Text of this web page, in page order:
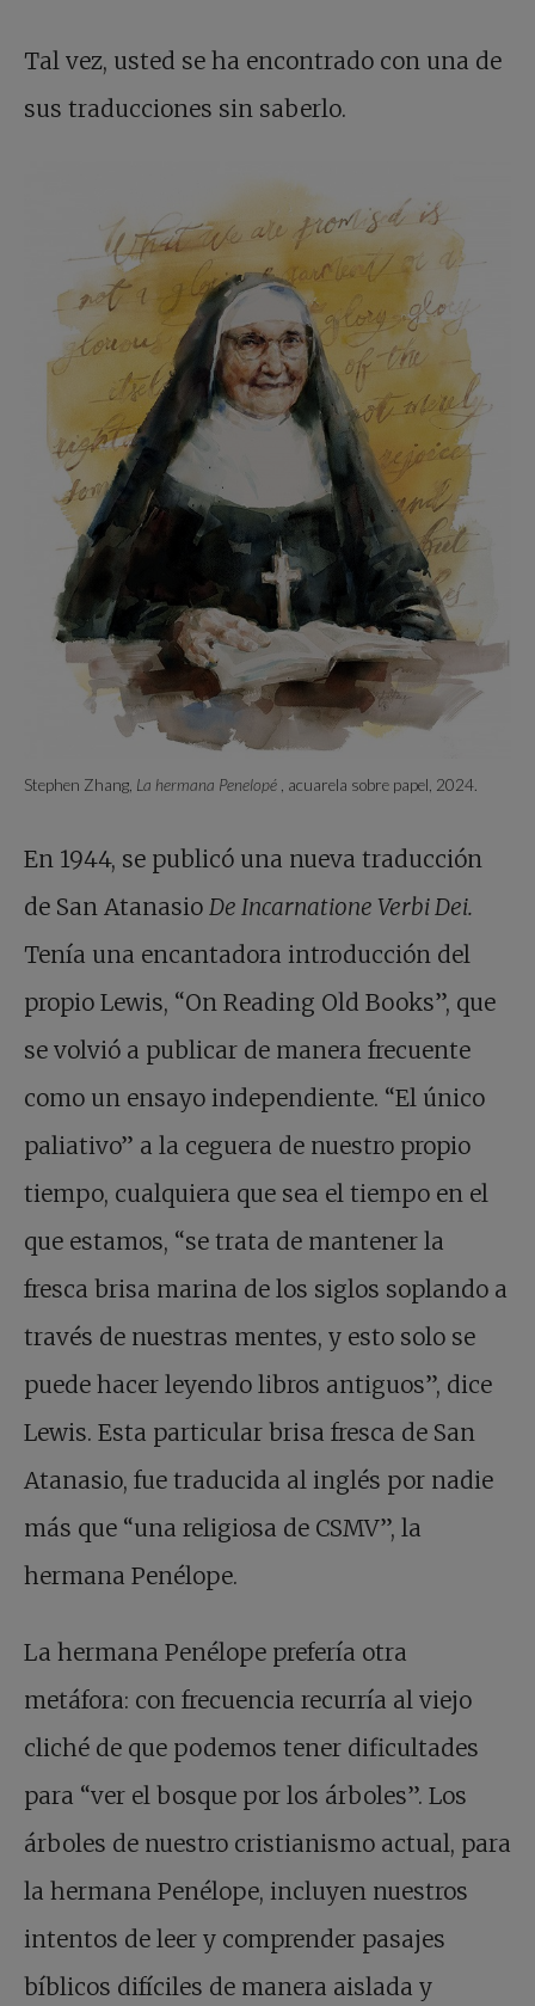
Tal vez, usted se ha encontrado con una de
sus traducciones sin saberlo.
Stephen Zhang, La hermana Penelopé , acuarela sobre papel, 2024.
En 1944, se publicó una nueva traducción
de San Atanasio De Incarnatione Verbi Dei.
Tenía una encantadora introducción del
propio Lewis, “On Reading Old Books”, que
se volvió a publicar de manera frecuente
como un ensayo independiente. “El único
paliativo” a la ceguera de nuestro propio
tiempo, cualquiera que sea el tiempo en el
que estamos, “se trata de mantener la
fresca brisa marina de los siglos soplando a
través de nuestras mentes, y esto solo se
puede hacer leyendo libros antiguos”, dice
Lewis. Esta particular brisa fresca de San
Atanasio, fue traducida al inglés por nadie
más que “una religiosa de CSMV”, la
hermana Penélope.
La hermana Penélope prefería otra
metáfora: con frecuencia recurría al viejo
cliché de que podemos tener dificultades
para “ver el bosque por los árboles”. Los
árboles de nuestro cristianismo actual, para
la hermana Penélope, incluyen nuestros
intentos de leer y comprender pasajes
bíblicos difíciles de manera aislada y